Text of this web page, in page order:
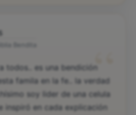
“
todos.. es una bendición
famila en la fe.. la verdad
soy lider de una celula
inspiró en cada explicación